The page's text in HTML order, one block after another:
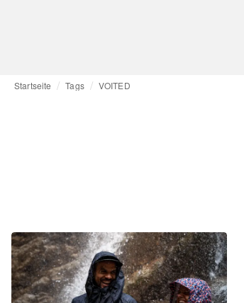
Startseite Tags VOITED